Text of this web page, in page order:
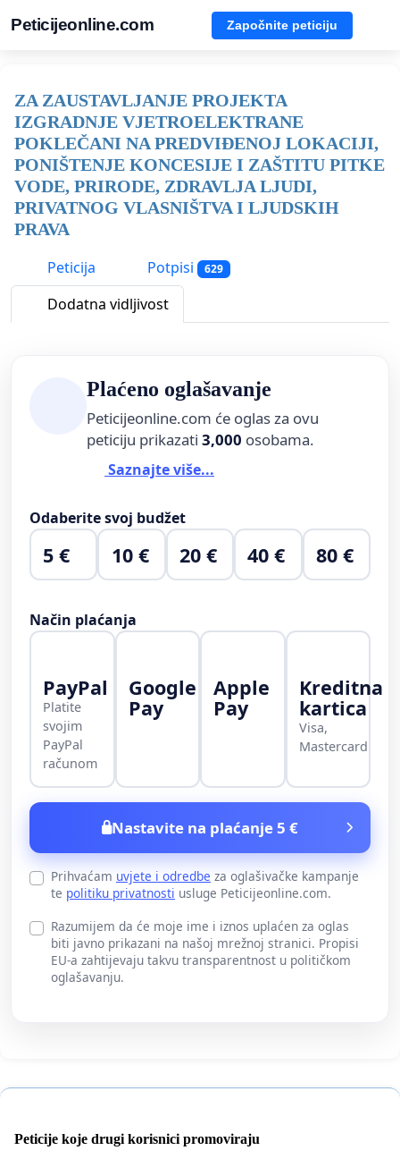
Peticijeonline.com Započnite peticiju
ZA ZAUSTAVLJANJE PROJEKTA
IZGRADNJE VJETROELEKTRANE
POKLEČANI NA PREDVIĐENOJ LOKACIJI,
PONIŠTENJE KONCESIJE I ZAŠTITU PITKE
VODE, PRIRODE, ZDRAVLJA LJUDI,
PRIVATNOG VLASNIŠTVA I LJUDSKIH
PRAVA
Peticija
Potpisi 629
Dodatna vidljivost
Plaćeno oglašavanje
Peticijeonline.com će oglas za ovu
peticiju prikazati 3,000 osobama.
Saznajte više...
Odaberite svoj budžet
5 € 10 € 20 € 40 € 80 €
Način plaćanja
PayPal
Platite
svojim
PayPal
računom
Google
Pay
Apple
Pay
Kreditna
kartica
Visa,
Mastercard
Nastavite na plaćanje 5 €
Prihvaćam uvjete i odredbe za oglašivačke kampanje
te politiku privatnosti usluge Peticijeonline.com.
Razumijem da će moje ime i iznos uplaćen za oglas
biti javno prikazani na našoj mrežnoj stranici. Propisi
EU-a zahtijevaju takvu transparentnost u političkom
oglašavanju.
Peticije koje drugi korisnici promoviraju